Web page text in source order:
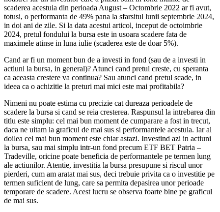
scaderea acestuia din perioada August – Octombrie 2022 ar fi avut,
totusi, o performanta de 49% pana la sfarsitul lunii septembrie 2024,
in doi ani de zile. Si la data acestui articol, inceput de octoimbrie
2024, pretul fondului la bursa este in usoara scadere fata de
maximele atinse in luna iulie (scaderea este de doar 5%).
Cand ar fi un moment bun de a investi in fond (sau de a investi in
actiuni la bursa, in general)? Atunci cand pretul creste, cu speranta
ca aceasta crestere va continua? Sau atunci cand pretul scade, in
ideea ca o achizitie la preturi mai mici este mai profitabila?
Nimeni nu poate estima cu precizie cat dureaza perioadele de
scadere la bursa si cand se reia cresterea. Raspunsul la intrebarea din
titlu este simplu: cel mai bun moment de cumparare a fost in trecut,
daca ne uitam la graficul de mai sus si performantele acestuia. Iar al
doilea cel mai bun moment este chiar astazi. Investind azi in actiuni
la bursa, sau mai simplu intr-un fond precum ETF BET Patria –
Tradeville, oricine poate beneficia de performantele pe termen lung
ale actiunilor. Atentie, investitia la bursa presupune si riscul unor
pierderi, cum am aratat mai sus, deci trebuie privita ca o investitie pe
termen suficient de lung, care sa permita depasirea unor perioade
temporare de scadere. Acest lucru se observa foarte bine pe graficul
de mai sus.